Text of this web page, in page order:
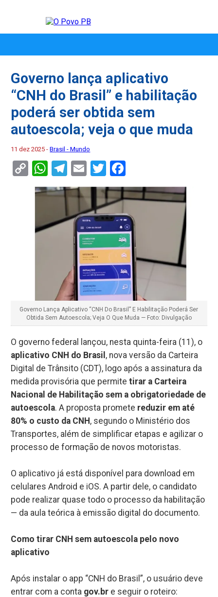
Governo lança aplicativo
“CNH do Brasil” e habilitação
poderá ser obtida sem
autoescola; veja o que muda
11 dez 2025 -Brasil - Mundo
Copy
Link
WhatsApp
Telegram
EmailTwitter
Governo Lança Aplicativo “CNH Do Brasil” E Habilitação Poderá Ser
Obtida Sem Autoescola; Veja O Que Muda — Foto: Divulgação
O governo federal lançou, nesta quinta-feira (11), o
aplicativo CNH do Brasil , nova versão da Carteira
Digital de Trânsito (CDT), logo após a assinatura da
medida provisória que permitetirar a Carteira
Nacional de Habilitação sem a obrigatoriedade de
autoescola. A proposta promete reduzir em até
80% o custo da CNH, segundo o Ministério dos
Transportes, além de simplificar etapas e agilizar o
processo de formação de novos motoristas.
O aplicativo já está disponível para download em
celulares Android e iOS. A partir dele, o candidato
pode realizar quase todo o processo da habilitação
— da aula teórica à emissão digital do documento.
Como tirar CNH sem autoescola pelo novo
aplicativo
Após instalar o app “CNH do Brasil”, o usuário deve
entrar com a conta gov.br e seguir o roteiro: